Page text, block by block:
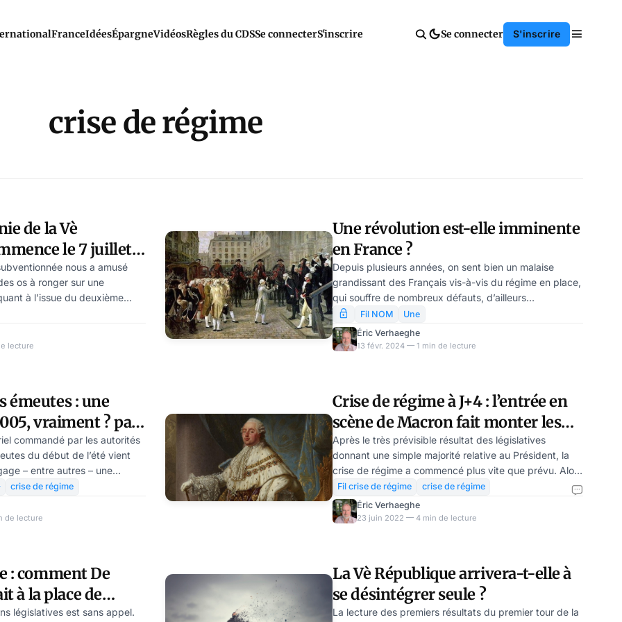
FranceIdéesÉpargneVidéosRègles du CDSSe connecterS'inscrire Se connecter S'inscrire
crise de régime
de la Vè
le 7 juillet à
nous a amusé
os à ronger sur une
à l’issue du deuxième
soit le dosage des voix que le
récoltera, et quel que soit son
« profond » est déjà plié
cérébrale, en
lecture
Une révolution est-elle imminente
en France ?
Depuis plusieurs années, on sent bien un malaise
grandissant des Français vis-à-vis du régime en place,
qui souffre de nombreux défauts, d’ailleurs
indépendants des personnes qui le dirigent. Nous le
répétons souvent, la démocratie représentative, en soi,
est un mode de gouvernement qui ne correspond plus
Edouard Husson sur l’imminenc
Fil NOM
Une
Éric Verhaeghe
13 févr. 2024 — 1 min de lecture
émeutes : une
vraiment ? par
commandé par les autorités
du début de l’été vient
– entre autres – une
qu’il convient à présent
crise de régime
de lecture
Crise de régime à J+4 : l’entrée en
scène de Macron fait monter les
paris
Après le très prévisible résultat des législatives
donnant une simple majorité relative au Président, la
crise de régime a commencé plus vite que prévu. Alors
que Macron pouvait facilement anticiper ce résultat en
demi-teinte, il semble sous le choc et improvise
manifestement une riposte… qui risque de décomposer
pic.twitter.com/Fi3hUjA5O0 — Ssyn_ (@Ssyn_) J
Fil crise de régime
crise de régime
Éric Verhaeghe
23 juin 2022 — 4 min de lecture
: comment De
à la place de
Goychman
législatives est sans appel.
La Vè République arrivera-t-elle à
se désintégrer seule ?
La lecture des premiers résultats du premier tour de la